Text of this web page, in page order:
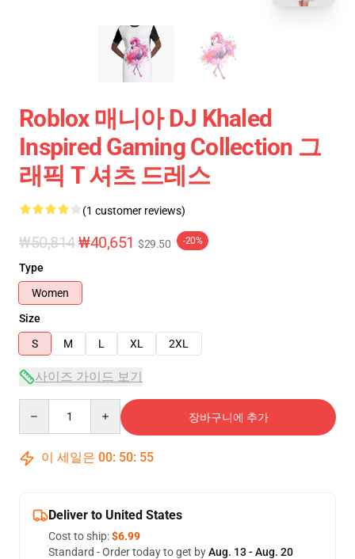
Roblox 매니아 DJ Khaled
Inspired Gaming Collection 그
래픽 T 셔츠 드레스
(1 customer reviews)
₩50,814₩40,651 $29.50 -20%
Type
Women
Size
S
M L XL 2XL
사이즈 가이드 보기
장바구니에 추가
이 세일은 00: 50: 55
Deliver to United States
Cost to ship:$6.99
Standard - Order today to get byAug. 13 - Aug. 20